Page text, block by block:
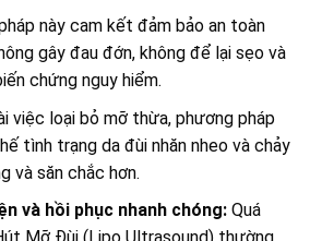
này cam kết đảm bảo an toàn
gây đau đớn, không để lại sẹo và
chứng nguy hiểm.
việc loại bỏ mỡ thừa, phương pháp
tình trạng da đùi nhăn nheo và chảy
và săn chắc hơn.
và hồi phục nhanh chóng:Quá